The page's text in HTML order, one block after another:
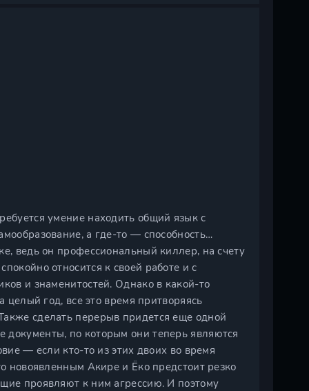
умение находить общий язык с
а где-то — способность…
ведь он профессиональный киллер, на счету
относится к своей работе и с
и знаменитостей. Однако в какой-то
целый год, все это время притворяясь
сделать перерыв придется еще одной
по которым они теперь являются
— если кто-то из этих двоих во время
новоявленным Акире и Ёко предстоит резко
проявляют к ним агрессию. И поэтому